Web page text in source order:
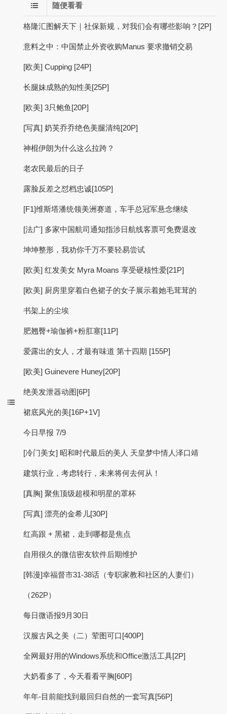
随便看看
格隆汇图解天下｜社保新规，对我们会有哪些影响？[2P]
意料之中：中国禁止外资收购Manus 要求撤销交易
[欧美] Cupping [24P]
长腿妹成熟的知性美[25P]
[欧美] 3只鲍鱼[20P]
[写真] 奶芙乔乔绝色美腿清纯[20P]
神棍伊朗为什么这么拉跨？
老农民最后的日子
露脸反差之怼档忠诚[105P]
[F1]维斯塔潘统领美洲赛道，车手总冠军悬念继续
[法广] 多家中国航司通知指涉日航线客票可免费退改
坤坤整形，我劝你千万不要轻易尝试
[欧美] 红发美女 Myra Moans 享受硬核性爱[21P]
[欧美] 厨房里穿着白色裙子的女子展示着她毛茸茸的
书架上的尘埃
肥翘臀+瑜伽裤+粉肛塞[11P]
爱露出的女人，才最有味道 第十四期 [155P]
[欧美] Guinevere Huney[20P]
绝美发泄器动图[6P]
裙底风光的美[16P+1V]
今日早报 7/9
[冷门美女] 昭和时代最后的美人 天皇梦中情人泽口靖
建筑行业，考虑转行，未来将何去何从！
[真胸] 聚焦顶级超模和明星的罩杯
[写真] 漂亮的金希儿[30P]
红高跟 + 黑裙，走到哪都是焦点
自用很久的微信密友软件后期维护
[韩漫]幸福督市31-38话（专职家教和社区的人妻们）
（262P）
每日微语报9月30日
汉服古风之美（二）荤图可口[400P]
全网最好用的Windows系统和Office激活工具[2P]
大奶看多了，今天看看平胸[60P]
年年-目前能找到最回归自然的一套写真[56P]